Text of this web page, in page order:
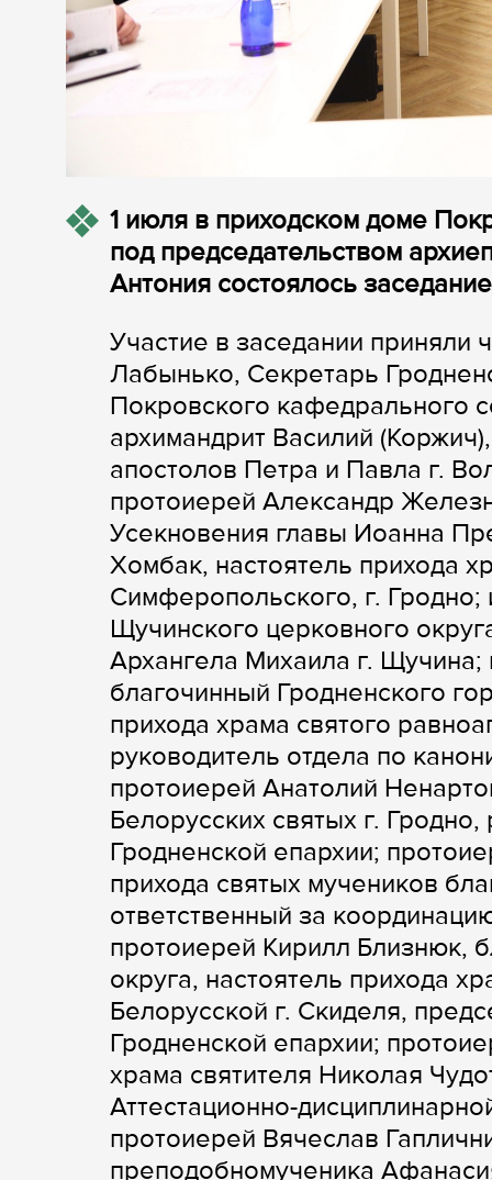
1 июля в приходском доме
под председательством
Антония состоялось
Участие в заседании
Лабынько, Секретарь
Покровского кафедрального
архимандрит Василий
апостолов Петра и Павла г.
протоиерей Александр
Усекновения главы Иоанна
Хомбак, настоятель прихода
Симферопольского, г.
Щучинского церковного
Архангела Михаила г.
благочинный Гродненского
прихода храма святого
руководитель отдела по
протоиерей Анатолий
Белорусских святых г.
Гродненской епархии;
прихода святых мучеников
ответственный за
протоиерей Кирилл Близнюк,
округа, настоятель прихода
Белорусской г. Скиделя,
Гродненской епархии;
храма святителя Николая
Аттестационно-
протоиерей Вячеслав
преподобномученика